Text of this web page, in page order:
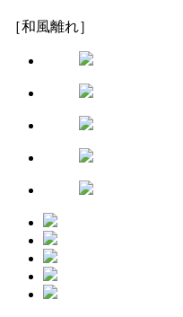
［和風離れ］